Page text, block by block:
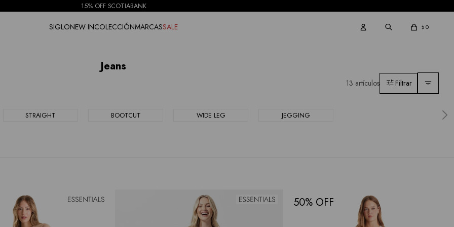
15% OFF SCOTIABANK
SIGLONEW INCOLECCIÓNMARCASSALE $ 0
Jeans
13 artículos
STRAIGHT BOOTCUT WIDE LEG JEGGING
50